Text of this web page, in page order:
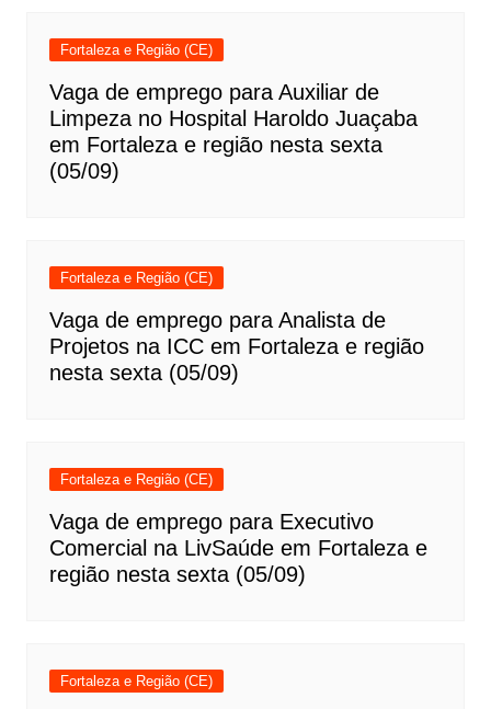
Fortaleza e Região (CE)
Vaga de emprego para Auxiliar de
Limpeza no Hospital Haroldo Juaçaba
em Fortaleza e região nesta sexta
(05/09)
Fortaleza e Região (CE)
Vaga de emprego para Analista de
Projetos na ICC em Fortaleza e região
nesta sexta (05/09)
Fortaleza e Região (CE)
Vaga de emprego para Executivo
Comercial na LivSaúde em Fortaleza e
região nesta sexta (05/09)
Fortaleza e Região (CE)